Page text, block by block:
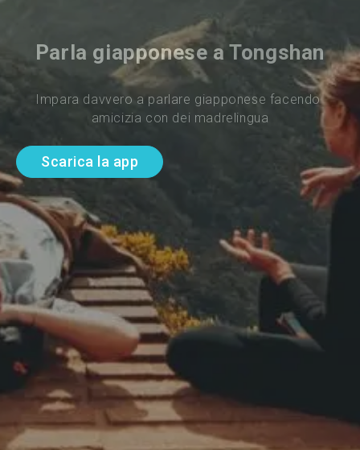
Parla giapponese a Tongshan
Impara davvero a parlare giapponese facendo
amicizia con dei madrelingua
Scarica la app